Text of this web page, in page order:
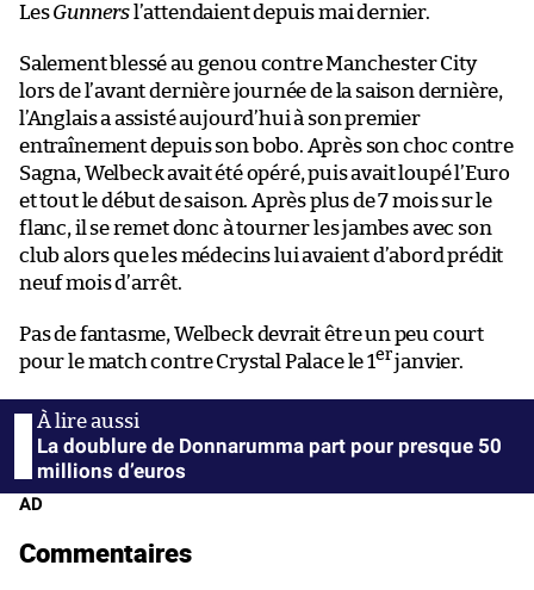
LesGunners l’attendaient depuis mai dernier.
Salement blessé au genou contre Manchester City
lors de l’avant dernière journée de la saison dernière,
l’Anglais a assisté aujourd’hui à son premier
entraînement depuis son bobo. Après son choc contre
Sagna, Welbeck avait été opéré, puis avait loupé l’Euro
et tout le début de saison. Après plus de 7 mois sur le
flanc, il se remet donc à tourner les jambes avec son
club alors que les médecins lui avaient d’abord prédit
neuf mois d’arrêt.
Pas de fantasme, Welbeck devrait être un peu court
pour le match contre Crystal Palace le 1erjanvier.
La doublure de Donnarumma part pour presque 50
millions d’euros
AD
Commentaires